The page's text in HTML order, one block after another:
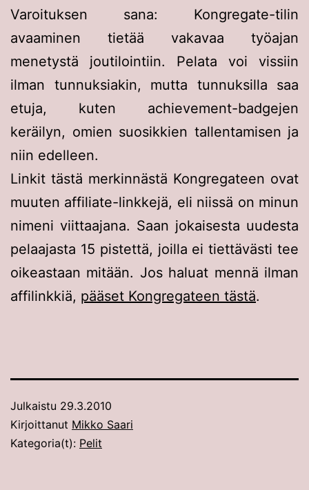
Varoituksen sana: Kongregate-tilin
avaaminen tietää vakavaa työajan
menetystä joutilointiin. Pelata voi vissiin
ilman tunnuksiakin, mutta tunnuksilla saa
etuja, kuten achievement-badgejen
keräilyn, omien suosikkien tallentamisen ja
niin edelleen.
Linkit tästä merkinnästä Kongregateen ovat
muuten affiliate-linkkejä, eli niissä on minun
nimeni viittaajana. Saan jokaisesta uudesta
pelaajasta 15 pistettä, joilla ei tiettävästi tee
oikeastaan mitään. Jos haluat mennä ilman
affilinkkiä, pääset Kongregateen tästä.
Julkaistu 29.3.2010
Kirjoittanut Mikko Saari
Kategoria(t): Pelit